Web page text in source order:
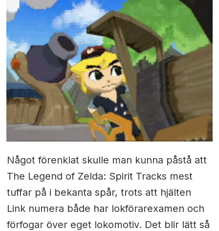
Något förenklat skulle man kunna påstå att
The Legend of Zelda: Spirit Tracks mest
tuffar på i bekanta spår, trots att hjälten
Link numera både har lokförarexamen och
förfogar över eget lokomotiv. Det blir lätt så